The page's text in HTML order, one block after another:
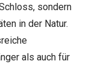
sondern
in der Natur.
als auch für